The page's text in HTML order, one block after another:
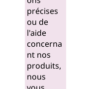
précises
ou de
l'aide
concerna
nt nos
produits,
nous